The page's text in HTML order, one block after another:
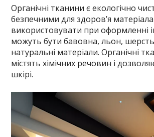
Органічні тканини є екологічно
безпечними для здоров’я
використовувати при оформленні
можуть бути бавовна, льон,
натуральні матеріали. Органічні
містять хімічних речовин і
шкірі.